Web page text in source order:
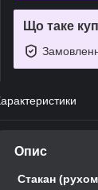
Що таке
Опис
Стакан